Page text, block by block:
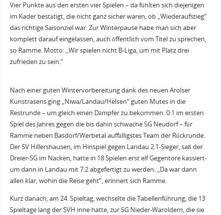
Vier Punkte aus den ersten vier Spielen – da fühlten sich diejenigen
im Kader bestätigt, die nicht ganz sicher waren, ob „Wiederaufstieg“
das richtige Saisonziel war. Zur Winterpause habe man sich aber
komplett darauf eingelassen, auch öffentlich vom Titel zu sprechen,
so Ramme. Motto: „Wir spielen nicht B-Liga, um mit Platz drei
zufrieden zu sein.“
Nach einer guten Wintervorbereitung dank des neuen Arolser
Kunstrasens ging „Niwa/Landau/Helsen“ guten Mutes in die
Restrunde – um gleich einen Dämpfer zu bekommen. 0:1 im ersten
Spiel des Jahres gegen die bis dahin schwache SG Neudorf – für
Ramme neben Basdorf/Werbetal auffälligstes Team der Rückrunde.
Der SV Hillershausen, im Hinspiel gegen Landau 2:1-Sieger, saß der
Dreier-SG im Nacken, hatte in 18 Spielen erst elf Gegentore kassiert-
um dann in Landau mit 7:2 abgefertigt zu werden. „Da war dann
allen klar, wohin die Reise geht“, erinnert sich Ramme.
Kurz danach, am 24. Spieltag, wechselte die Tabellenführung, die 13
Spieltage lang der SVH inne hatte, zur SG Nieder-Waroldern, die sie